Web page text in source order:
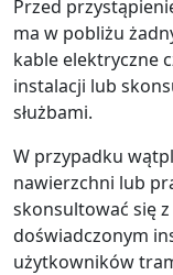
Przed
ma w pobliżu
kable elektryczne
instalacji lub
służbami.
W przypadku
nawierzchni lub
skonsultować się
doświadczonym
użytkowników